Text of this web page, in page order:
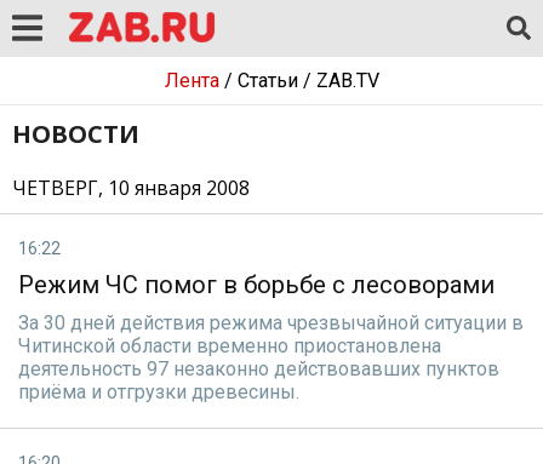
Лента/ Статьи/ ZAB.TV
НОВОСТИ
ЧЕТВЕРГ, 10 января 2008
16:22
Режим ЧС помог в борьбе с лесоворами
За 30 дней действия режима чрезвычайной ситуации в
Читинской области временно приостановлена
деятельность 97 незаконно действовавших пунктов
приёма и отгрузки древесины.